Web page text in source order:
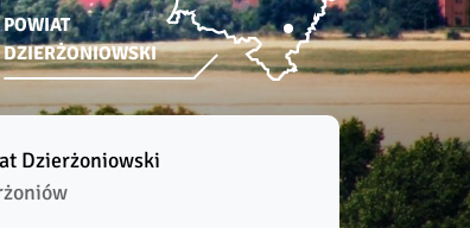
POWIAT
DZIERŻONIOWSKI
Dzierżoniowski